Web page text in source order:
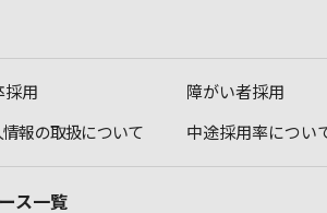
採用 障がい者採用
報の取扱について 中途採用率につい
ス一覧